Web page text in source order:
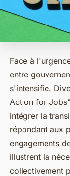
Face à
entre
s'intensifie.
Action for
intégrer la
répondant aux
engagements
illustrent la
collectivement